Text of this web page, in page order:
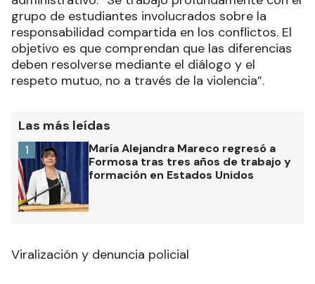
grupo de estudiantes involucrados sobre la
responsabilidad compartida en los conflictos. El
objetivo es que comprendan que las diferencias
deben resolverse mediante el diálogo y el
respeto mutuo, no a través de la violencia”.
Las más leídas
María Alejandra Mareco regresó a
Formosa tras tres años de trabajo y
formación en Estados Unidos
1
Viralización y denuncia policial